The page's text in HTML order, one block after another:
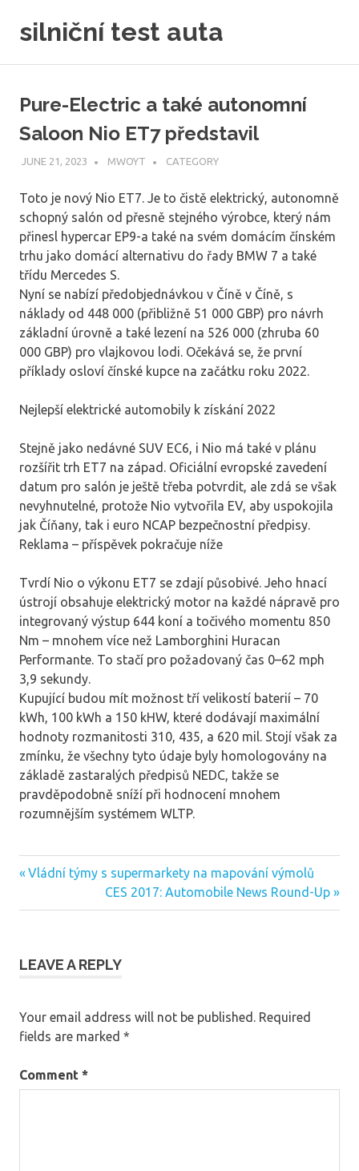
silniční test auta
Pure-Electric a také autonomní
Saloon Nio ET7 představil
JUNE 21, 2023 MWOYT CATEGORY
Toto je nový Nio ET7. Je to čistě elektrický, autonomně
schopný salón od přesně stejného výrobce, který nám
přinesl hypercar EP9-a také na svém domácím čínském
trhu jako domácí alternativu do řady BMW 7 a také
třídu Mercedes S.
Nyní se nabízí předobjednávkou v Číně v Číně, s
náklady od 448 000 (přibližně 51 000 GBP) pro návrh
základní úrovně a také lezení na 526 000 (zhruba 60
000 GBP) pro vlajkovou lodi. Očekává se, že první
příklady osloví čínské kupce na začátku roku 2022.
Nejlepší elektrické automobily k získání 2022
Stejně jako nedávné SUV EC6, i Nio má také v plánu
rozšířit trh ET7 na západ. Oficiální evropské zavedení
datum pro salón je ještě třeba potvrdit, ale zdá se však
nevyhnutelné, protože Nio vytvořila EV, aby uspokojila
jak Číňany, tak i euro NCAP bezpečnostní předpisy.
Reklama – příspěvek pokračuje níže
Tvrdí Nio o výkonu ET7 se zdají působivé. Jeho hnací
ústrojí obsahuje elektrický motor na každé nápravě pro
integrovaný výstup 644 koní a točivého momentu 850
Nm – mnohem více než Lamborghini Huracan
Performante. To stačí pro požadovaný čas 0–62 mph
3,9 sekundy.
Kupující budou mít možnost tří velikostí baterií – 70
kWh, 100 kWh a 150 kHW, které dodávají maximální
hodnoty rozmanitosti 310, 435, a 620 mil. Stojí však za
zmínku, že všechny tyto údaje byly homologovány na
základě zastaralých předpisů NEDC, takže se
pravděpodobně sníží při hodnocení mnohem
rozumnějším systémem WLTP.
Post
navigation
Previous
Vládní týmy s supermarkety na mapování výmolů
Next
Post:
CES 2017: Automobile News Round-Up
LEAVE A REPLY
Your email address will not be published. Required
fields are marked *
Comment *